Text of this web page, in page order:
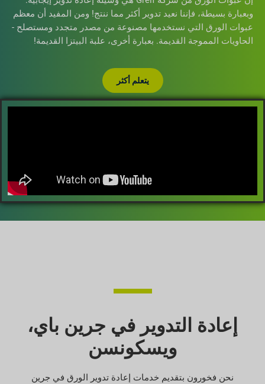
وبعبارة بسيطة، فإننا نعيد تدوير أكثر مما ننتج! ومن المفيد أن معظم
عبوات الورق التي نستخدمها مصنوعة من مصدر متجدد ومستصلح -
الحاويات المموجة القديمة. بعبارة أخرى، علبة البيتزا القديمة!
يتعلم أكثر
إعادة التدوير في جرين باي،
ويسكونسن
نحن فخورون بتقديم خدمات إعادة تدوير الورق في جرين